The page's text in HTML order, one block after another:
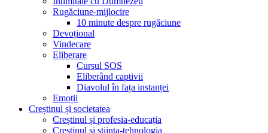
Rugăciune-mijlocire
10 minute despre rugăciune
Devoțional
Vindecare
Eliberare
Cursul SOS
Eliberând captivii
Diavolul în fața instanței
Emoții
Creștinul și societatea
Creștinul și profesia-educația
Creștinul și știința-tehnologia